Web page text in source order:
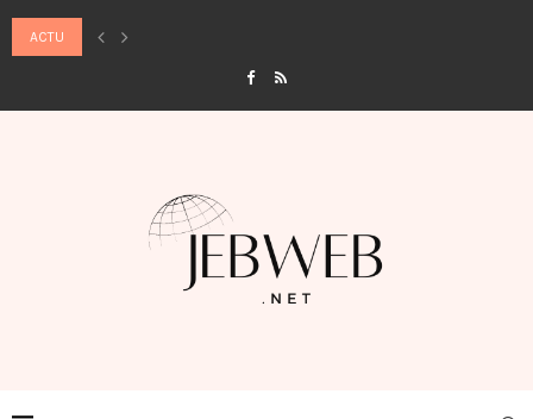
ACTU
MASSAGE, ANXIÉTÉ ET STRESS CHRONIQUE : LE GUIDE PRATIQUE POUR